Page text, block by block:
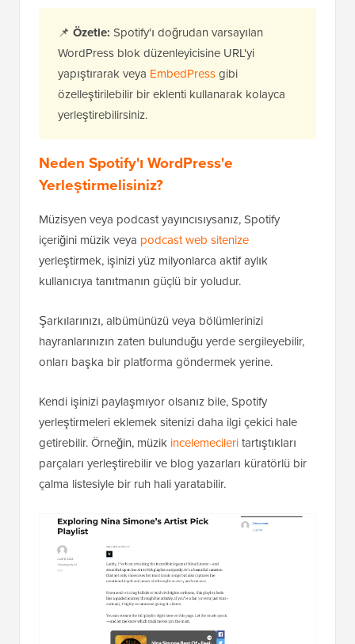
📌 Özetle: Spotify'ı doğrudan varsayılan
WordPress blok düzenleyicisine URL'yi
yapıştırarak veya EmbedPressgibi
özelleştirilebilir bir eklenti kullanarak kolayca
yerleştirebilirsiniz.
Neden Spotify'ı WordPress'e
Yerleştirmelisiniz?
Müzisyen veya podcast yayıncısıysanız, Spotify
içeriğini müzik veya podcast web sitenize
yerleştirmek, işinizi yüz milyonlarca aktif aylık
kullanıcıya tanıtmanın güçlü bir yoludur.
Şarkılarınızı, albümünüzü veya bölümlerinizi
hayranlarınızın zaten bulunduğu yerde sergileyebilir,
onları başka bir platforma göndermek yerine.
Kendi işinizi paylaşmıyor olsanız bile, Spotify
yerleştirmeleri eklemek sitenizi daha ilgi çekici hale
getirebilir. Örneğin, müzik incelemecileritartıştıkları
parçaları yerleştirebilir ve blog yazarları küratörlü bir
çalma listesiyle bir ruh hali yaratabilir.